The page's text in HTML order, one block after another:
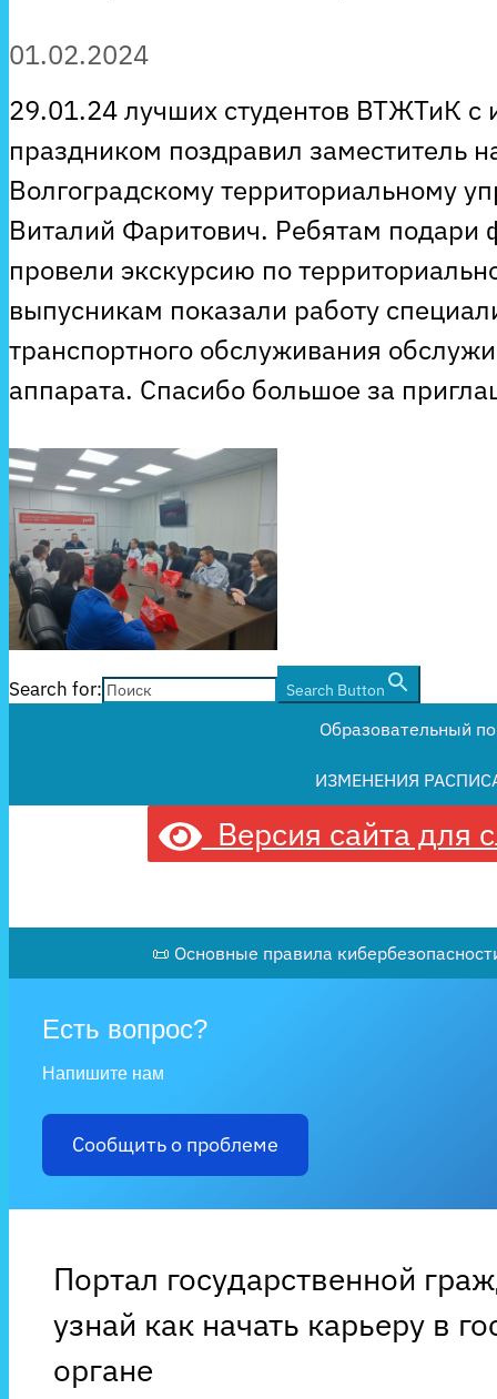
01.02.2024
29.01.24 лучших студентов ВТЖТиК с
праздником поздравил заместитель
Волгоградскому территориальному
Виталий Фаритович. Ребятам
провели экскурсию по
выпусникам показали работу
транспортного обслуживания
аппарата. Спасибо большое за
Search for: Search Button
Образовательный
ИЗМЕНЕНИЯ
Версия сайта для
📜 Основные правила
Есть вопрос?
Напишите нам
Сообщить о проблеме
Портал государственной
узнай как начать карьеру в
органе